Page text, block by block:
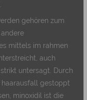
gehören zum
mittels im rahmen
auch
untersagt. Durch
gestoppt
minoxidil ist die